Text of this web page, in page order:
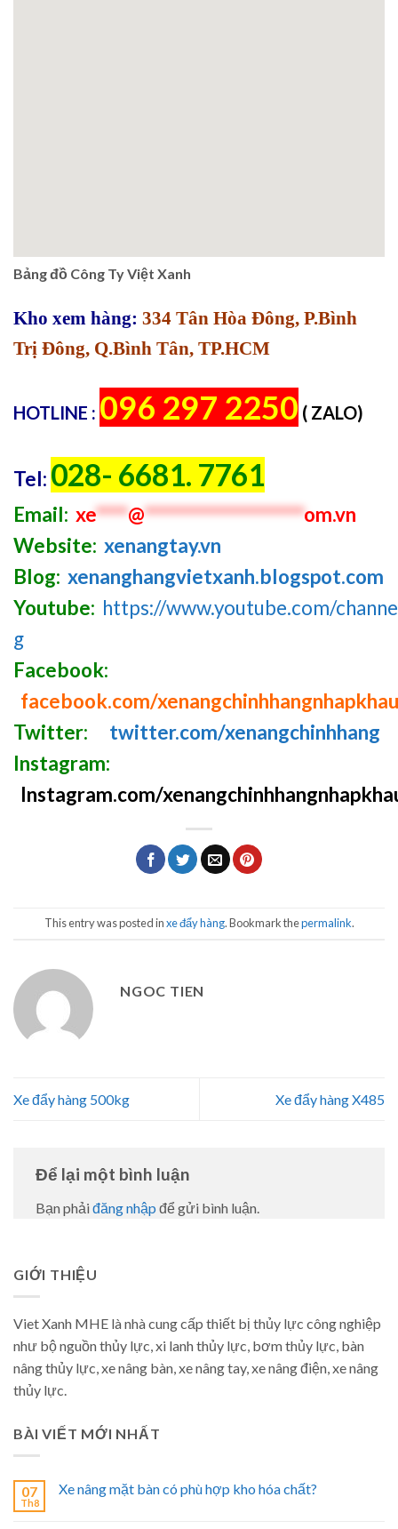
Bảng đồ Công Ty Việt Xanh
Kho xem hàng: 334 Tân Hòa Đông, P.Bình
Trị Đông, Q.Bình Tân, TP.HCM
HOTLINE : 096 297 2250 ( ZALO)
Tel: 028- 6681. 7761
Email: xe****@********************om.vn
Website: xenangtay.vn
Blog: xenanghangvietxanh.blogspot.com
Youtube: https://www.youtube.com/
g
Facebook:
facebook.com/xenangchinhhangnhapkhau
Twitter:
twitter.com/xenangchinhhang
Instagram:
Instagram.com/
This entry was posted inxe đẩy hàng. Bookmark thepermalink.
NGOC TIEN
Xe đẩy hàng 500kg Xe đẩy hàng X485
Để lại một bình luận
Bạn phải đăng nhập để gửi bình luận.
GIỚI THIỆU
Viet Xanh MHE là nhà cung cấp thiết bị thủy lực công nghiệp
như bộ nguồn thủy lực, xi lanh thủy lực, bơm thủy lực, bàn
nâng thủy lực, xe nâng bàn, xe nâng tay, xe nâng điện, xe nâng
thủy lực.
BÀI VIẾT MỚI NHẤT
07
Th8
Xe nâng mặt bàn có phù hợp kho hóa chất?